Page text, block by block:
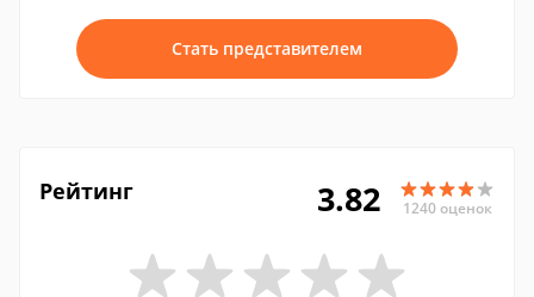
Стать представителем
Рейтинг 3.82 1240 оценок